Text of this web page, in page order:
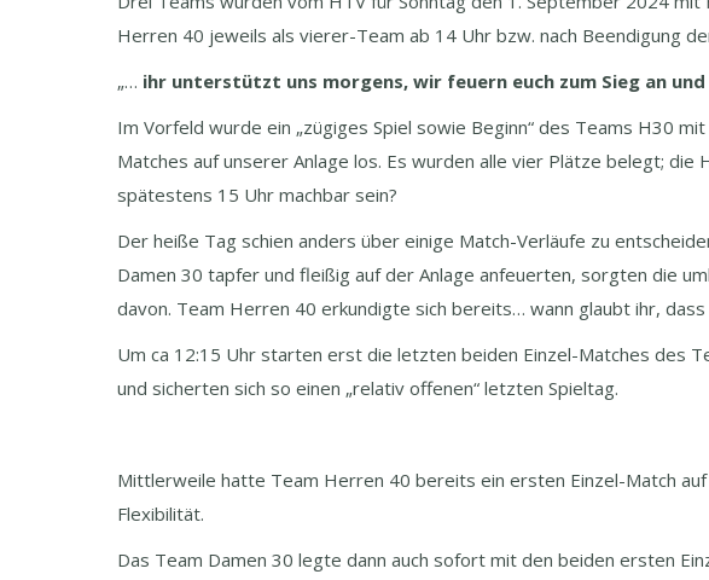
Herren 40 jeweils als vierer-Team ab 14 Uhr bzw. nach Beendigung
„… ihr unterstützt uns morgens, wir feuern euch zum Sieg an
Im Vorfeld wurde ein „zügiges Spiel sowie Beginn“ des Teams H30
Matches auf unserer Anlage los. Es wurden alle vier Plätze belegt;
spätestens 15 Uhr machbar sein?
Der heiße Tag schien anders über einige Match-Verläufe zu
Damen 30 tapfer und fleißig auf der Anlage anfeuerten, sorgten die
davon. Team Herren 40 erkundigte sich bereits… wann glaubt ihr, dass
Um ca 12:15 Uhr starten erst die letzten beiden Einzel-Matches des
und sicherten sich so einen „relativ offenen“ letzten Spieltag.
Mittlerweile hatte Team Herren 40 bereits ein ersten Einzel-Match
Flexibilität.
Das Team Damen 30 legte dann auch sofort mit den beiden ersten